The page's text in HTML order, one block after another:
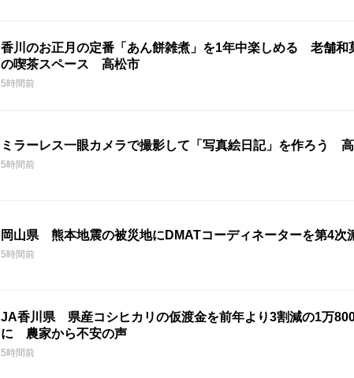
香川のお正月の定番「あん餅雑煮」を1年中楽しめる 老舗和
の喫茶スペース 高松市
5時間前
ミラーレス一眼カメラで撮影して「写真絵日記」を作ろう
5時間前
岡山県 熊本地震の被災地にDMATコーディネーターを第4次
5時間前
JA香川県 県産コシヒカリの仮渡金を前年より3割減の1万
に 農家から不安の声
5時間前